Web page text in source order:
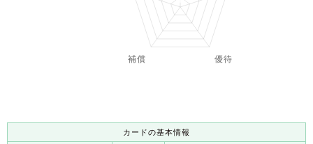
カードの基本情報